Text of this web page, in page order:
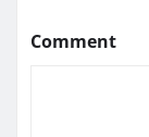
Comment